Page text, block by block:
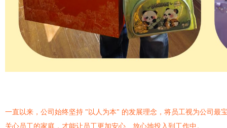
一直以来，公司始终坚持 "以人为本" 的发展理念，将员工视为公司最
关心员工的家庭，才能让员工更加安心、放心地投入到工作中。